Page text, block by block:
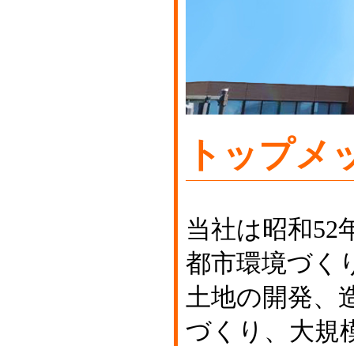
トップメ
当社は昭和52
都市環境づく
土地の開発、
づくり、大規